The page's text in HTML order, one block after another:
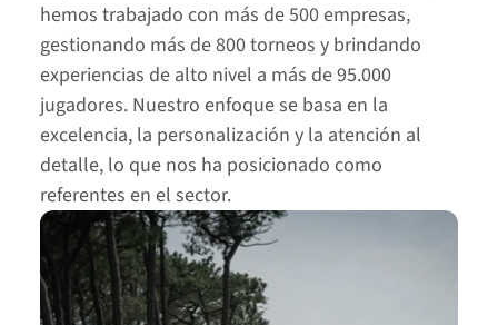
hemos trabajado con más de 500 empresas,
gestionando más de 800 torneos y brindando
experiencias de alto nivel a más de 95.000
jugadores. Nuestro enfoque se basa en la
excelencia, la personalización y la atención al
detalle, lo que nos ha posicionado como
referentes en el sector.